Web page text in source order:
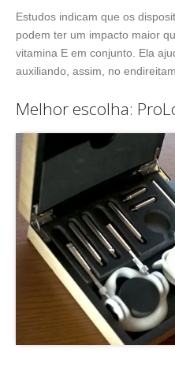
Estudos indicam que os
podem ter um impacto maior
vitamina E em conjunto. Ela
auxiliando, assim, no
Melhor escolha: